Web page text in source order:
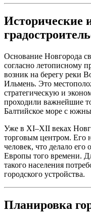
Исторические
Основание Новгорода
согласно летописному
возник на берегу реки
Ильмень. Это
стратегическую и
проходили важнейшие
Балтийское море с
Уже в XI–XII веках
торговым центром. Его
человек, что делало
Европы того времени.
такого населения
городского устройства.
Планировка